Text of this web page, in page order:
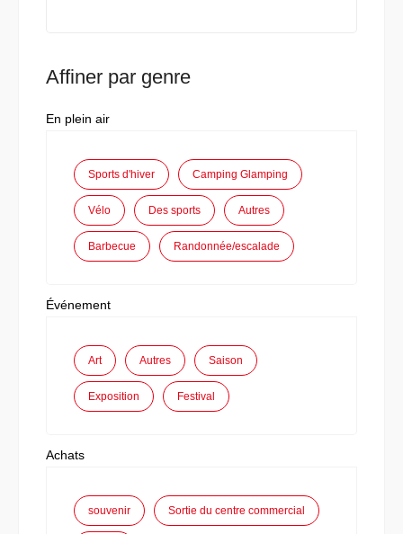
Affiner par genre
En plein air
Sports d'hiver Camping Glamping
Vélo Des sports Autres
Barbecue Randonnée/escalade
Événement
Art Autres Saison
Exposition Festival
Achats
souvenir Sortie du centre commercial